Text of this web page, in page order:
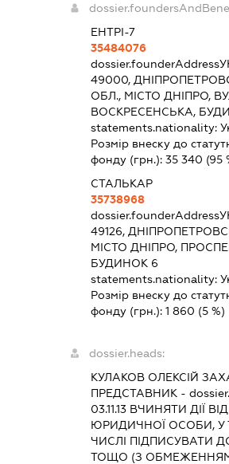
ЕНТРІ-7
35484076
dossier.founderAddress
49000,
ОБЛ., МІСТО ДНІПРО,
ВОСКРЕСЕНСЬКА,
statements.nationality:
Розмір внеску до
фонду (грн.): 35 340 (95
СТАЛЬКАР
35738968
dossier.founderAddress
49126,
МІСТО ДНІПРО,
БУДИНОК 6
statements.nationality:
Розмір внеску до
фонду (грн.): 1 860 (5 %)
dossier.heads:
КУЛАКОВ ОЛЕКСІЙ
ПРЕДСТАВНИК -
03.11.13ВЧИНЯТИ ДІЇ ВІД
ЮРИДИЧНОЇ ОСОБИ, У
ЧИСЛІ ПІДПИСУВАТИ
ТОЩО (З